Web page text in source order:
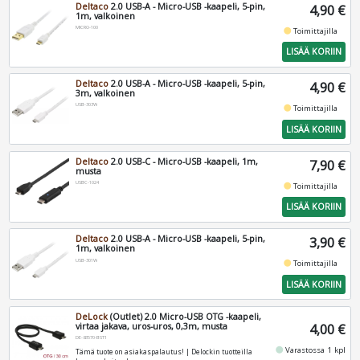
Deltaco 2.0 USB-A - Micro-USB -kaapeli, 5-pin,
1m, valkoinen
MICRO-100
4,90 €
fiber_manual_recordToimittajilla
LISÄÄ KORIIN
Deltaco 2.0 USB-A - Micro-USB -kaapeli, 5-pin,
3m, valkoinen
USB-303W
4,90 €
fiber_manual_recordToimittajilla
LISÄÄ KORIIN
Deltaco 2.0 USB-C - Micro-USB -kaapeli, 1m,
musta
USBC-1024
7,90 €
fiber_manual_recordToimittajilla
LISÄÄ KORIIN
Deltaco 2.0 USB-A - Micro-USB -kaapeli, 5-pin,
1m, valkoinen
USB-301W
3,90 €
fiber_manual_recordToimittajilla
LISÄÄ KORIIN
DeLock(Outlet) 2.0 Micro-USB OTG -kaapeli,
virtaa jakava, uros-uros, 0,3m, musta
DE-83570-BST1
Tämä tuote on asiakaspalautus! | Delockin tuotteilla
4,00 €
fiber_manual_record Varastossa 1 kpl